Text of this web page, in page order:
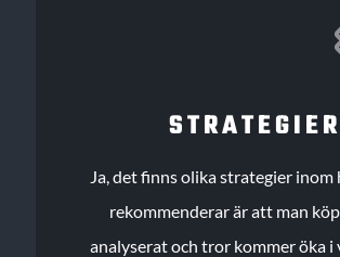
Ja, det finns olika strategier
rekommenderar är att man
analyserat och tror kommer öka